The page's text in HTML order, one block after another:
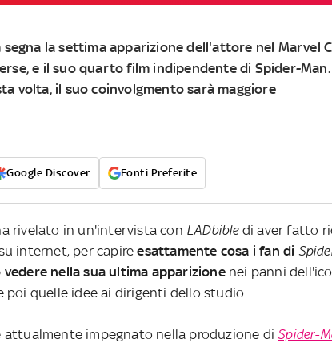
segna la settima apparizione dell'attore nel Marvel
e il suo quarto film indipendente di Spider-
volta, il suo coinvolgmento sarà maggiore
Google Discover Fonti Preferite
rivelato in un'intervista con LADbible di aver fatto
internet, per capireesattamente cosa i fan di
vedere nella sua ultima apparizionenei panni
poi quelle idee ai dirigenti dello studio.
attualmente impegnato nella produzione diSpider-